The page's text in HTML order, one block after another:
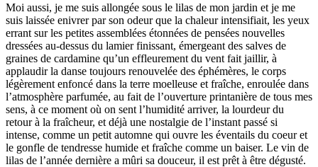
Moi aussi, je me suis allongée sous le lilas de mon jardin et je me
suis laissée enivrer par son odeur que la chaleur intensifiait, les yeux
errant sur les petites assemblées étonnées de pensées nouvelles
dressées au-dessus du lamier finissant, émergeant des salves de
graines de cardamine qu’un effleurement du vent fait jaillir, à
applaudir la danse toujours renouvelée des éphémères, le corps
légèrement enfoncé dans la terre moelleuse et fraîche, enroulée dans
l’atmosphère parfumée, au fait de l’ouverture printanière de tous mes
sens, à ce moment où on sent l’humidité arriver, la lourdeur du
retour à la fraîcheur, et déjà une nostalgie de l’instant passé si
intense, comme un petit automne qui ouvre les éventails du coeur et
le gonfle de tendresse humide et fraîche comme un baiser. Le vin de
lilas de l’année dernière a mûri sa douceur, il est prêt à être dégusté.